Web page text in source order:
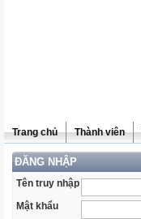
Trang chủ Thành viên
ĐĂNG NHẬP
Tên truy nhập
Mật khẩu